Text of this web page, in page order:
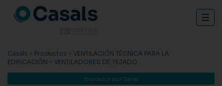
Casals > Productos > VENTILACIÓN TÉCNICA PARA LA
EDIFICACIÓN > VENTILADORES DE TEJADO
Buscador por Serie